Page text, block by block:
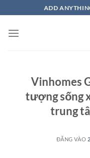
qua
nội
ADD
Vinhomes
tượng sống
trung
ĐĂNG VÀO